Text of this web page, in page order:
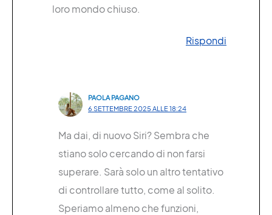
loro mondo chiuso.
Rispondi
PAOLA PAGANO
6 SETTEMBRE 2025 ALLE 18:24
Ma dai, di nuovo Siri? Sembra che
stiano solo cercando di non farsi
superare. Sarà solo un altro tentativo
di controllare tutto, come al solito.
Speriamo almeno che funzioni,